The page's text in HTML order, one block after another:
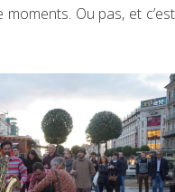
Ou pas, et c’est